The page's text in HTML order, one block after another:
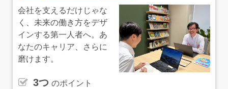
会社を支えるだけじゃな
く、未来の働き方をデザ
インする第一人者へ。あ
なたのキャリア、さらに
磨けます。
3つ のポイント